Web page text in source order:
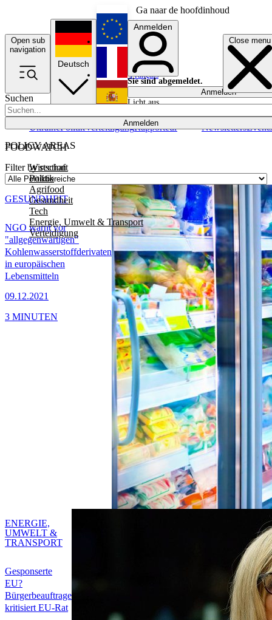
Ga naar de hoofdinhoud
Open sub
navigation
Close menu
Suchen
Anmelden
POLICY AREAS
Wirtschaft
Politik
Agrifood
Gesundheit
Tech
Energie, Umwelt & Transport
Verteidigung
UkrainePolitikVerteidigungRapporteur NewslettersEvents
Deutsch
English
Français
Anmelden
Sie sind abgemeldet.
Anmelden
Licht aus
FOODWATCH
Filter by section
NGO warnt vor
"allgegenwärtigen"
Kohlenwasserstoffderivaten
in europäischen
Lebensmitteln
09.12.2021
GESUNDHEIT
3 MINUTEN
Gesponserte
EU?
Bürgerbeauftrage
kritisiert EU-Rat
ENERGIE,
UMWELT &
TRANSPORT